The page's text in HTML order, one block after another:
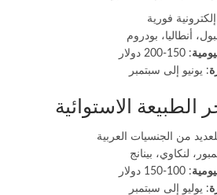
فورية
أنطاليا، بودروم
: 150-200 دولار
: يونيو إلى سبتمبر
من الجنسيات العربية
لنكاوي، بينانج
: 100-150 دولار
: يوليو إلى سبتمبر